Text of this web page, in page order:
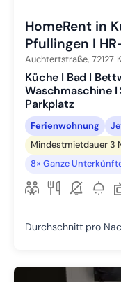
HomeRent in
Pfullingen I
Auchtertstraße, 72127
Küche I Bad I
Waschmaschine I
Parkplatz
Ferienwohnung
Mindestmietdauer 3
8× Ganze
Durchschnitt pro